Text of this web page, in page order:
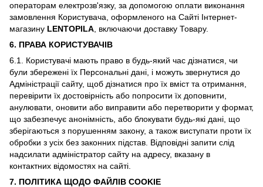
операторам електрозв'язку, за допомогою оплати виконання
замовлення Користувача, оформленого на Сайті Інтернет-
магазину LENTOPILA , включаючи доставку Товару.
6. ПРАВА КОРИСТУВАЧІВ
6.1. Користувачі мають право в будь-який час дізнатися, чи
були збережені їх Персональні дані, і можуть звернутися до
Адміністрації сайту, щоб дізнатися про їх вміст та отримання,
перевірити їх достовірність або попросити їх доповнити,
анулювати, оновити або виправити або перетворити у формат,
що забезпечує анонімність, або блокувати будь-які дані, що
зберігаються з порушенням закону, а також виступати проти їх
обробки з усіх без законних підстав. Відповідні запити слід
надсилати адміністратор сайту на адресу, вказану в
контактних відомостях на сайті.
7. ПОЛІТИКА ЩОДО ФАЙЛІВ COOKIE